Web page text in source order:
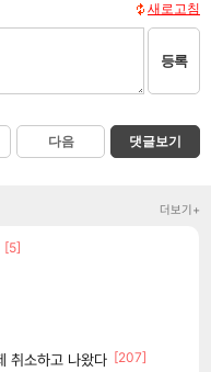
새로고침
등록
다음 댓글보기
더보기+
[5]
취소하고 나왔다 [207]